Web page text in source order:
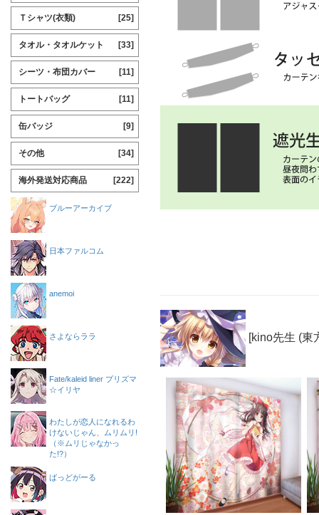
[kino先生 (東
Ｔシャツ(衣類) [25]
タオル・タオルケット [33]
シーツ・布団カバー [11]
トートバッグ [11]
缶バッジ [9]
その他 [34]
海外発送対応商品 [222]
ブルーアーカイブ
日本ファルコム
anemoi
さよならララ
Fate/kaleid liner プリズマ
☆イリヤ
わたしが恋人になれるわ
けないじゃん、ムリムリ!
（※ムリじゃなかっ
た!?）
ばっどがーる